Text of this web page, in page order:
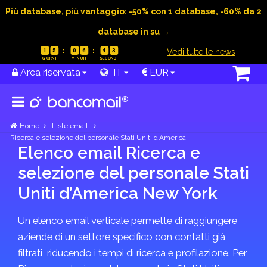
Più database, più vantaggio: -50% con 1 database, -60% da 2
database in su →
1 5 0 6 4 3 Vedi tutte le news
Area riservata IT EUR
Home
Liste email
Ricerca e selezione del personale Stati Uniti d’America
Elenco email Ricerca e
selezione del personale Stati
Uniti d’America New York
Un elenco email verticale permette di raggiungere
aziende di un settore specifico con contatti già
filtrati, riducendo i tempi di ricerca e profilazione. Per